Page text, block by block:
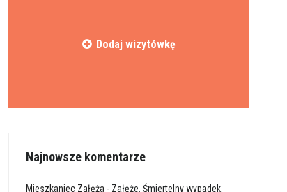
Dodaj wizytówkę
Najnowsze komentarze
Mieszkaniec Załęża - Załęże. Śmiertelny wypadek.